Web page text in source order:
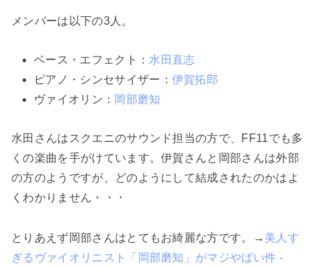
メンバーは以下の3人。
ベース・エフェクト： 水田直志
ピアノ・シンセサイザー： 伊賀拓郎
ヴァイオリン： 岡部磨知
水田さんはスクエニのサウンド担当の方で、FF11でも多
くの楽曲を手がけています。伊賀さんと岡部さんは外部
の方のようですが、どのようにして結成されたのかはよ
くわかりません・・・
とりあえず岡部さんはとてもお綺麗な方です。→ 美人す
ぎるヴァイオリニスト「岡部磨知」がマジやばい件 -